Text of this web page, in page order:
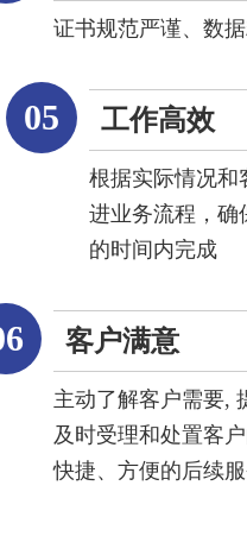
证书规范严谨、数
05 工作高效
根据实际情况和
进业务流程，确
的时间内完成
客户满意
主动了解客户需要,
及时受理和处置客
快捷、方便的后续